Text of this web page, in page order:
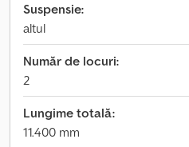
Suspensie:
altul
Număr de locuri:
2
Lungime totală:
11.400 mm